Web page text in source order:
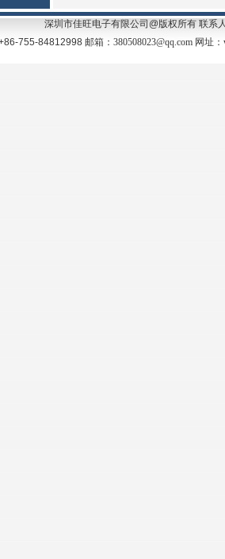
深圳市佳旺电子有限公司@版权所有 联
755-84812998 邮箱： 380508023@qq.com 网址：